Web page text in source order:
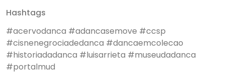
Hashtags
#acervodanca #adancasemove #ccsp
#cisnenegrociadedanca #dancaemcolecao
#historiadadanca #luisarrieta #museudadanca
#portalmud